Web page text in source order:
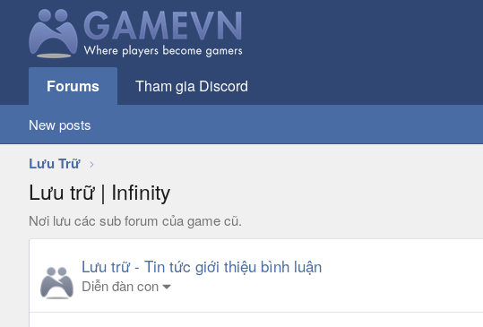
Forums Tham gia Discord
New posts
Lưu Trữ
Lưu trữ | Infinity
Nơi lưu các sub forum của game cũ.
Lưu trữ - Tin tức giới thiệu bình luận
Diễn đàn con